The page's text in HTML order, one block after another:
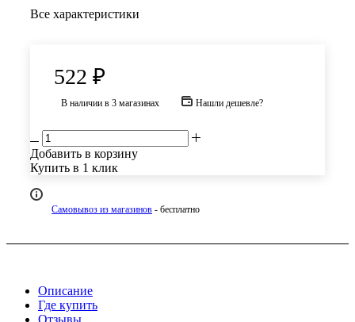
Все характеристики
522 ₽
В наличии в 3 магазинах Нашли дешевле?
Добавить в корзину
Купить в 1 клик
Самовывоз из магазинов - бесплатно
Описание
Где купить